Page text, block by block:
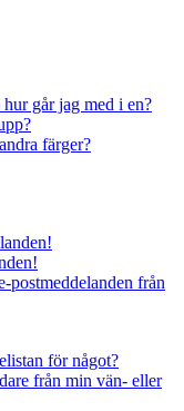
går jag med i en?
färger?
postmeddelanden från
för något?
från min vän- eller